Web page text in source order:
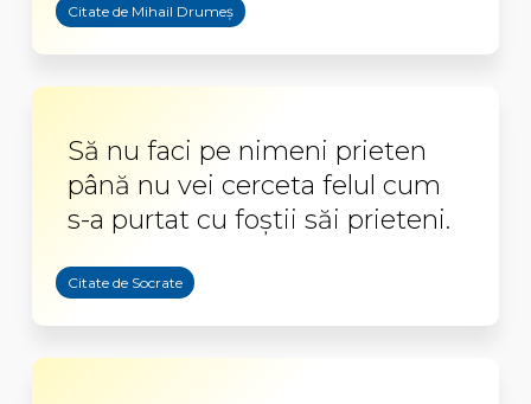
Citate de Mihail Drumeș
Să nu faci pe nimeni prieten
până nu vei cerceta felul cum
s-a purtat cu foştii săi prieteni.
Citate de Socrate